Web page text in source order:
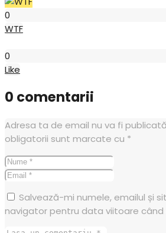
0
WTF
0
Like
0 comentarii
Adresa ta de email nu va fi
obligatorii sunt marcate cu *
Salvează-mi numele, emailul și
navigator pentru data viitoare când